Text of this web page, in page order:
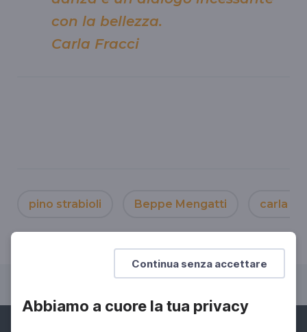
Continua senza accettare
Abbiamo a cuore la tua privacy
con la bellezza.
Carla Fracci
pino strabioli Beppe Mengatti carla